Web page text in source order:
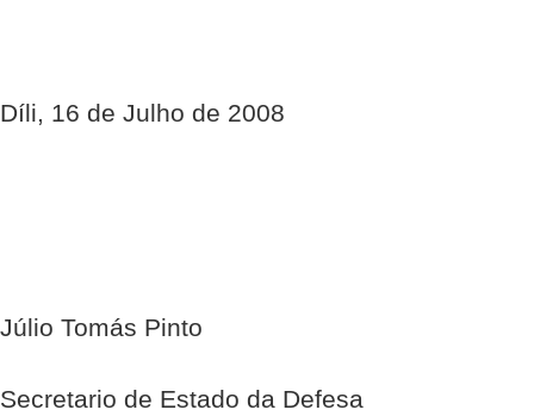
Díli, 16 de Julho de 2008
Júlio Tomás Pinto
Secretario de Estado da Defesa